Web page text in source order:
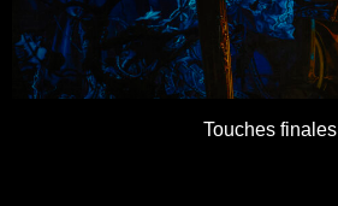
Touches finales